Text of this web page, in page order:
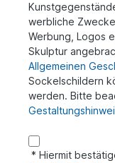
werbliche
Werbung, Logos
Skulptur
Allgemeinen
Sockelschildern
werden. Bitte
* Hiermit